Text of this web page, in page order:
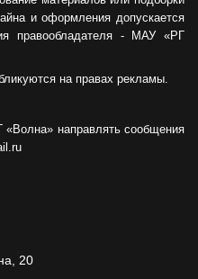
и оформления допускается
правообладателя - МАУ «РГ
на правах рекламы.
направлять сообщения
20